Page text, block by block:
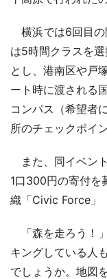
横浜では6回目の
は5時間クラスを
とし、港南区や戸
ート時に渡される
コンパス（希望者
所のチェックポイ
また、同イベン
1口300円の寄付を
織「Civic Force」
「森を走ろう！
キングしている人
でしょうか。地図